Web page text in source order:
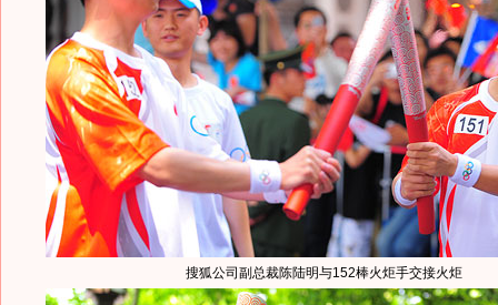
搜狐公司副总裁陈陆明与152棒火炬手交接火炬